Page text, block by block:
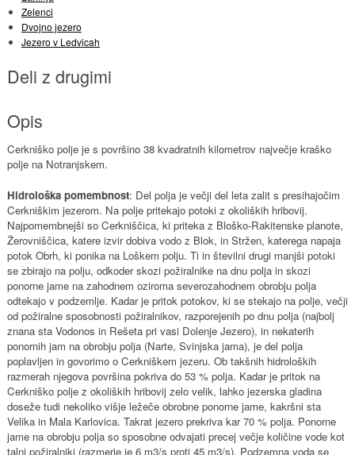
Zelenci
Dvojno jezero
Jezero v Ledvicah
Deli z drugimi
Opis
Cerkniško polje je s površino 38 kvadratnih kilometrov največje kraško
polje na Notranjskem.
Hidrološka pomembnost: Del polja je večji del leta zalit s presihajočim
Cerkniškim jezerom. Na polje pritekajo potoki z okoliških hribovij.
Najpomembnejši so Cerkniščica, ki priteka z Bloško-Rakitenske planote,
Žerovniščica, katere izvir dobiva vodo z Blok, in Stržen, katerega napaja
potok Obrh, ki ponika na Loškem polju. Ti in številni drugi manjši potoki
se zbirajo na polju, odkoder skozi požiralnike na dnu polja in skozi
ponorne jame na zahodnem oziroma severozahodnem obrobju polja
odtekajo v podzemlje. Kadar je pritok potokov, ki se stekajo na polje, večji
od požiralne sposobnosti požiralnikov, razporejenih po dnu polja (najbolj
znana sta Vodonos in Rešeta pri vasi Dolenje Jezero), in nekaterih
ponornih jam na obrobju polja (Narte, Svinjska jama), je del polja
poplavljen in govorimo o Cerkniškem jezeru. Ob takšnih hidroloških
razmerah njegova površina pokriva do 53 % polja. Kadar je pritok na
Cerkniško polje z okoliških hribovij zelo velik, lahko jezerska gladina
doseže tudi nekoliko višje ležeče obrobne ponorne jame, kakršni sta
Velika in Mala Karlovica. Takrat jezero prekriva kar 70 % polja. Ponorne
jame na obrobju polja so sposobne odvajati precej večje količine vode kot
talni požiralniki (razmerje je 6 m3/s proti 45 m3/s). Podzemna voda se